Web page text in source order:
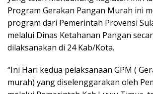
Program Gerakan Pangan Murah ini
program dari Pemerintah Provensi
melalui Dinas Ketahanan Pangan
dilaksanakan di 24 Kab/Kota.
“Ini Hari kedua pelaksanaan GPM (
murah) yang diselenggarakan oleh